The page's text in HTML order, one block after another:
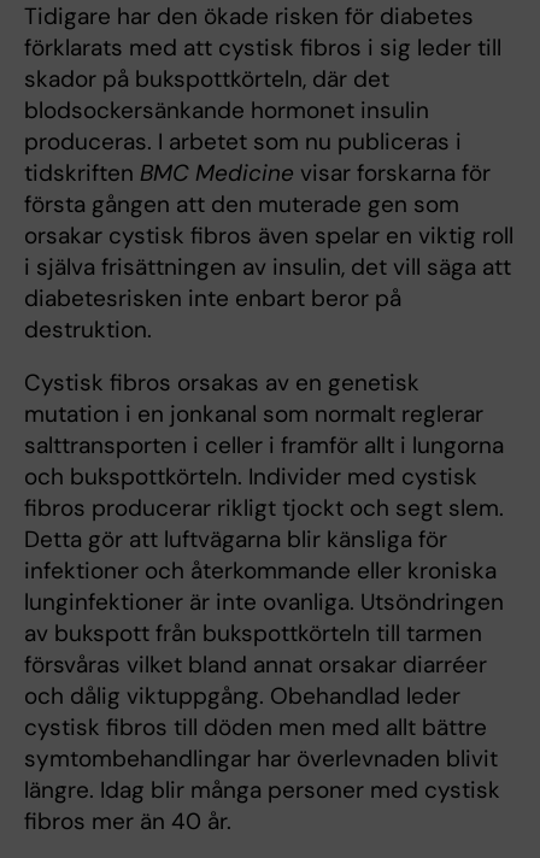
Tidigare har den ökade risken för diabetes
förklarats med att cystisk fibros i sig leder till
skador på bukspottkörteln, där det
blodsockersänkande hormonet insulin
produceras. I arbetet som nu publiceras i
tidskriften BMC Medicine visar forskarna för
första gången att den muterade gen som
orsakar cystisk fibros även spelar en viktig roll
i själva frisättningen av insulin, det vill säga att
diabetesrisken inte enbart beror på
destruktion.
Cystisk fibros orsakas av en genetisk
mutation i en jonkanal som normalt reglerar
salttransporten i celler i framför allt i lungorna
och bukspottkörteln. Individer med cystisk
fibros producerar rikligt tjockt och segt slem.
Detta gör att luftvägarna blir känsliga för
infektioner och återkommande eller kroniska
lunginfektioner är inte ovanliga. Utsöndringen
av bukspott från bukspottkörteln till tarmen
försvåras vilket bland annat orsakar diarréer
och dålig viktuppgång. Obehandlad leder
cystisk fibros till döden men med allt bättre
symtombehandlingar har överlevnaden blivit
längre. Idag blir många personer med cystisk
fibros mer än 40 år.